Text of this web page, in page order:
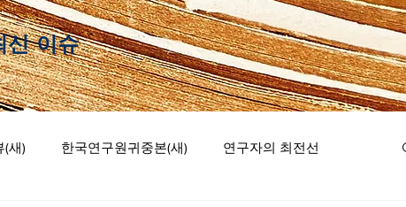
신 이슈
(새) 한국연구원귀중본(새) 연구자의 최전선